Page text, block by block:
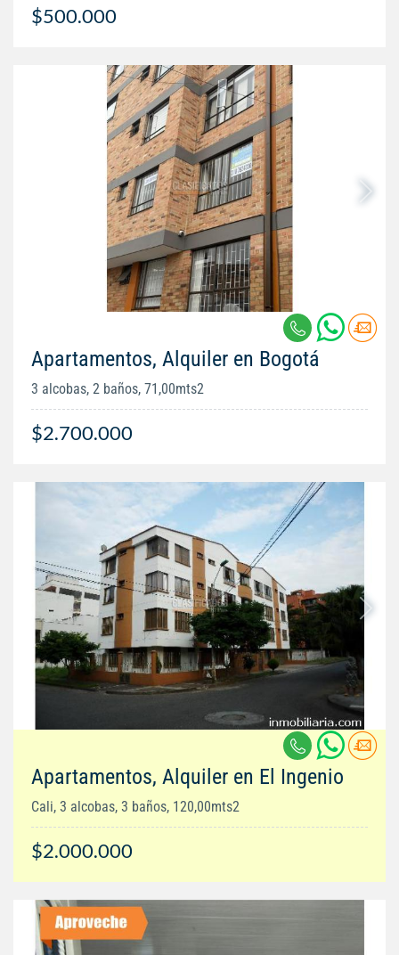
$500.000
Apartamentos, Alquiler en Bogotá
3 alcobas, 2 baños, 71,00mts2
$2.700.000
Apartamentos, Alquiler en El Ingenio
Cali, 3 alcobas, 3 baños, 120,00mts2
$2.000.000